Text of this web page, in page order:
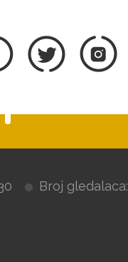
Broj gledalaca: